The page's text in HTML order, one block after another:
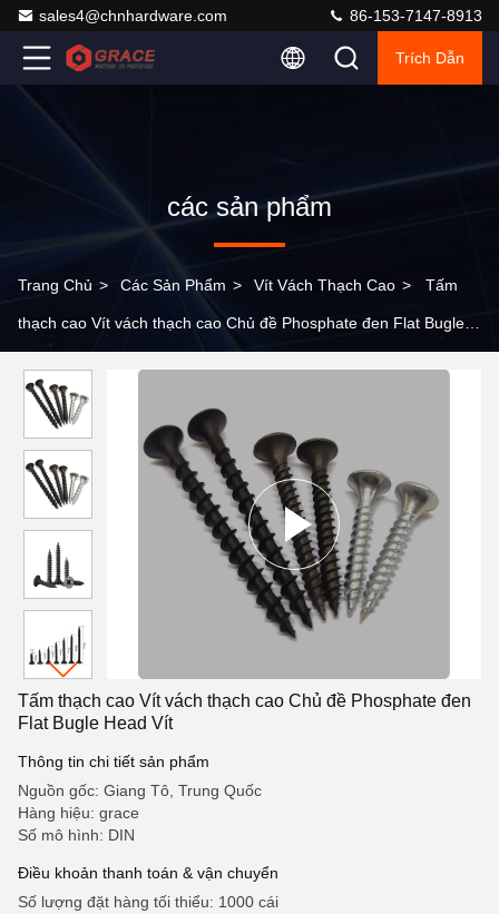
sales4@chnhardware.com 86-153-7147-8913
Trích Dẫn
các sản phẩm
Trang Chủ > Các Sản Phẩm > Vít Vách Thạch Cao > Tấm
thạch cao Vít vách thạch cao Chủ đề Phosphate đen Flat Bugle
Tấm thạch cao Vít vách thạch cao Chủ đề Phosphate đen
Flat Bugle Head Vít
Thông tin chi tiết sản phẩm
Nguồn gốc: Giang Tô, Trung Quốc
Hàng hiệu: grace
Số mô hình: DIN
Điều khoản thanh toán & vận chuyển
Số lượng đặt hàng tối thiểu: 1000 cái